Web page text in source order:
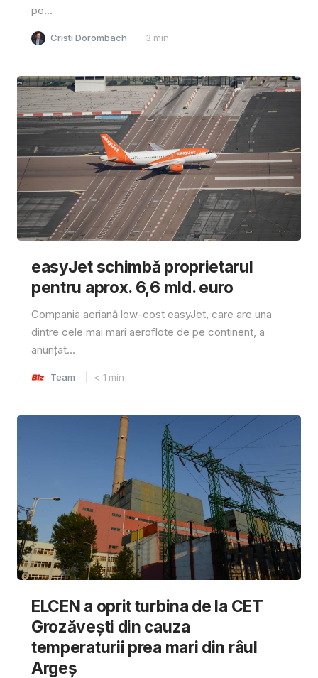
pe...
Cristi Dorombach 3 min
easyJet schimbă proprietarul
pentru aprox. 6,6 mld. euro
Compania aeriană low-cost easyJet, care are una
dintre cele mai mari aeroflote de pe continent, a
anunțat...
Team < 1 min
ELCEN a oprit turbina de la CET
Grozăvești din cauza
temperaturii prea mari din râul
Argeș